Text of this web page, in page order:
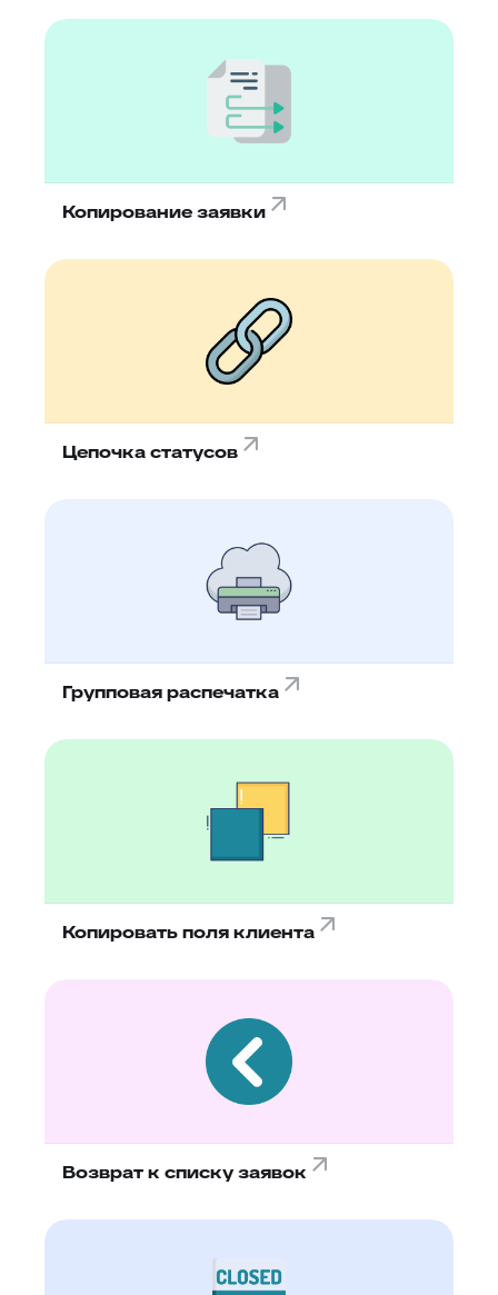
Копирование заявки
Цепочка статусов
Групповая распечатка
Копировать поля клиента
Возврат к списку заявок